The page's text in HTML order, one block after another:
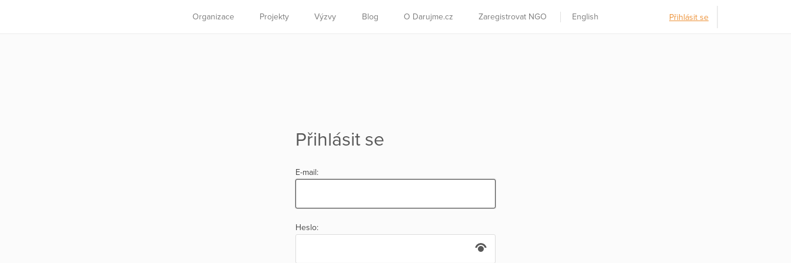
Organizace Projekty Výzvy Blog O Darujme.cz Zaregistrovat NGO English Přihlásit se
Přihlásit se
E-mail:
Heslo: